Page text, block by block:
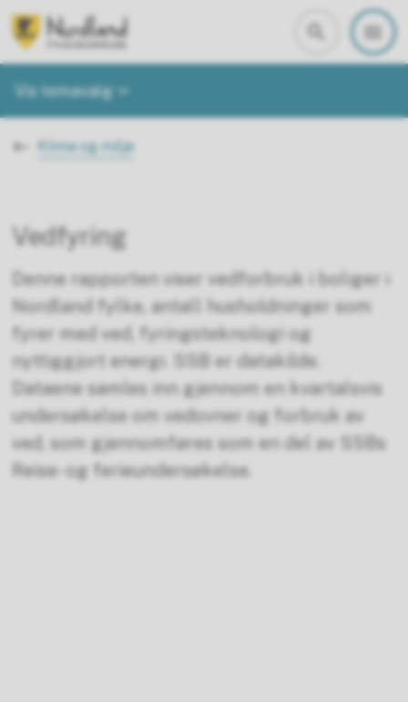
Nordland i tall
Vis temavalg
Du er her:
Klima og miljø
Vedfyring
Denne rapporten viser vedforbruk i boliger i
Nordland fylke, antall husholdninger som
fyrer med ved, fyringsteknologi og
nyttiggjort energi. SSB er datakilde.
Dataene samles inn gjennom en kvartalsvis
undersøkelse om vedovner og forbruk av
ved, som gjennomføres som en del av SSBs
Reise- og ferieundersøkelse.